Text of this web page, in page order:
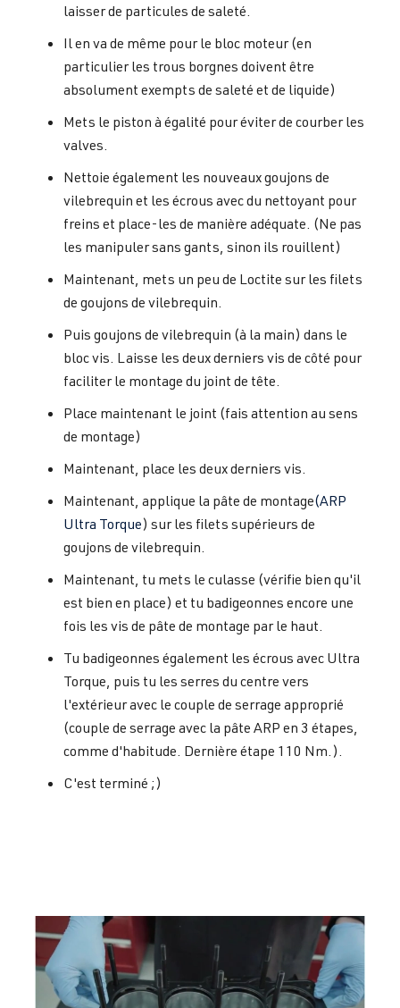
laisser de particules de saleté.
Il en va de même pour le bloc moteur (en
particulier les trous borgnes doivent être
absolument exempts de saleté et de liquide)
Mets le piston à égalité pour éviter de courber les
valves.
Nettoie également les nouveaux goujons de
vilebrequin et les écrous avec du nettoyant pour
freins et place-les de manière adéquate. (Ne pas
les manipuler sans gants, sinon ils rouillent)
Maintenant, mets un peu de Loctite sur les filets
de goujons de vilebrequin.
Puis goujons de vilebrequin (à la main) dans le
bloc vis. Laisse les deux derniers vis de côté pour
faciliter le montage du joint de tête.
Place maintenant le joint (fais attention au sens
de montage)
Maintenant, place les deux derniers vis.
Maintenant, applique la pâte de montage(ARP
Ultra Torque) sur les filets supérieurs de
goujons de vilebrequin.
Maintenant, tu mets le culasse (vérifie bien qu'il
est bien en place) et tu badigeonnes encore une
fois les vis de pâte de montage par le haut.
Tu badigeonnes également les écrous avec Ultra
Torque, puis tu les serres du centre vers
l'extérieur avec le couple de serrage approprié
(couple de serrage avec la pâte ARP en 3 étapes,
comme d'habitude. Dernière étape 110 Nm.).
C'est terminé ;)